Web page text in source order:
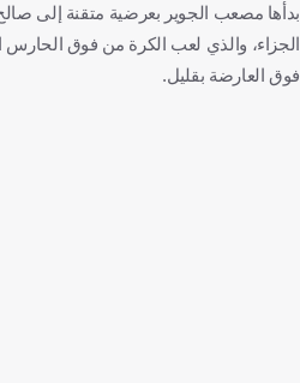
بدأها مصعب الجوير بعرضية متقنة إلى
الجزاء، والذي لعب الكرة من فوق الحارس
فوق العارضة بقليل.